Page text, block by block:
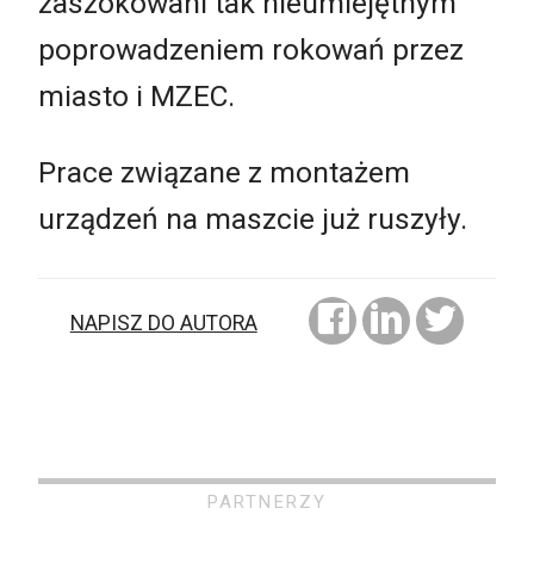
poprowadzeniem rokowań przez
miasto i MZEC.
Prace związane z montażem
urządzeń na maszcie już ruszyły.
NAPISZ DO AUTORA
PARTNERZY